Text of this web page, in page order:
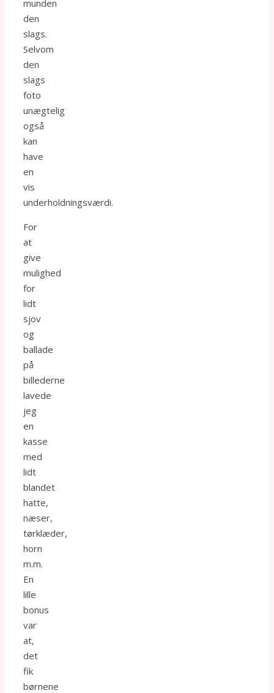
munden
den
slags.
Selvom
den
slags
foto
unægtelig
også
kan
have
en
vis
underholdningsværdi.
For
at
give
mulighed
for
lidt
sjov
og
ballade
på
billederne
lavede
jeg
en
kasse
med
lidt
blandet
hatte,
næser,
tørklæder,
horn
m.m.
En
lille
bonus
var
at,
det
fik
børnene